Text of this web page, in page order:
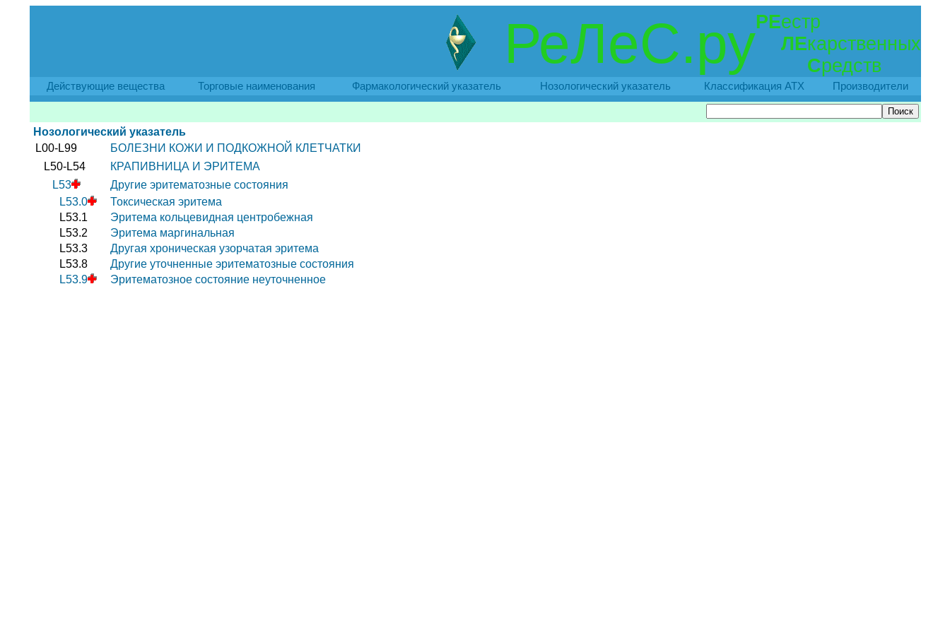
РеЛеС.руРЕестр
ЛЕкарственных
Средств
Действующие вещества Торговые наименования Фармакологический указатель Нозологический указатель Классификация АТХ Производители
Нозологический указатель
L00-L99
БОЛЕЗНИ КОЖИ И ПОДКОЖНОЙ КЛЕТЧАТКИ
L50-L54
КРАПИВНИЦА И ЭРИТЕМА
L53
Другие эритематозные состояния
L53.0
Токсическая эритема
L53.1
Эритема кольцевидная центробежная
L53.2
Эритема маргинальная
L53.3
Другая хроническая узорчатая эритема
L53.8
Другие уточненные эритематозные состояния
L53.9
Эритематозное состояние неуточненное